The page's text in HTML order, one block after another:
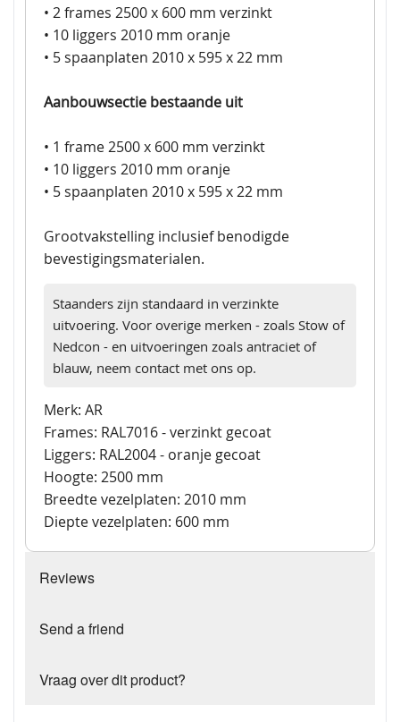
• 2 frames 2500 x 600 mm verzinkt
• 10 liggers 2010 mm oranje
• 5 spaanplaten 2010 x 595 x 22 mm
Aanbouwsectie bestaande uit
• 1 frame 2500 x 600 mm verzinkt
• 10 liggers 2010 mm oranje
• 5 spaanplaten 2010 x 595 x 22 mm
Grootvakstelling inclusief benodigde
bevestigingsmaterialen.
Staanders zijn standaard in verzinkte
uitvoering. Voor overige merken - zoals Stow of
Nedcon - en uitvoeringen zoals antraciet of
blauw, neem contact met ons op.
Merk: AR
Frames: RAL7016 - verzinkt gecoat
Liggers: RAL2004 - oranje gecoat
Hoogte: 2500 mm
Breedte vezelplaten: 2010 mm
Diepte vezelplaten: 600 mm
Reviews
Send a friend
Vraag over dit product?